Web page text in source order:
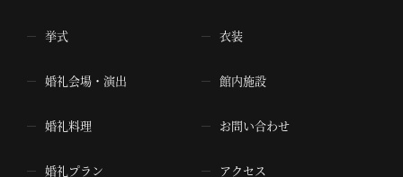
挙式
婚礼会場・演出
婚礼料理
婚礼プラン
衣装
館内施設
お問い合わせ
アクセス